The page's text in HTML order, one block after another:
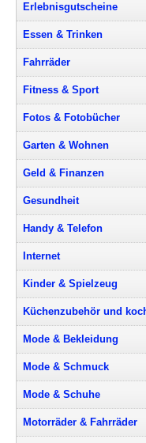
Erlebnisgutscheine
Essen & Trinken
Fahrräder
Fitness & Sport
Fotos & Fotobücher
Garten & Wohnen
Geld & Finanzen
Gesundheit
Handy & Telefon
Internet
Kinder & Spielzeug
Küchenzubehör und
Mode & Bekleidung
Mode & Schmuck
Mode & Schuhe
Motorräder & Fahrräder